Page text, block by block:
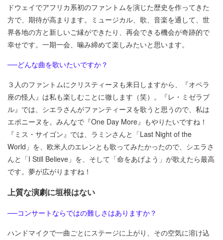
ドウェイでアフリカ系初のファントムを演じた歴史を作ってきた
方で、期待が高まります。ミュージカル、歌、音楽を通して、世
界各地の方と新しいご縁ができたり、再会できる機会が奇跡的で
幸せです。一期一会、噛み締めて楽しみたいと思います。
──どんな曲を歌いたいですか？
３人のファントムにクリスティーヌも来日しますから、『オペラ
座の怪人』は私も楽しむことに徹します（笑）。『レ・ミゼラブ
ル』では、シエラさんがファンティーヌを歌うと思うので、私は
エポニーヌを。みんなで『One Day More』もやりたいですね！
『ミス・サイゴン』では、ラミンさんと「Last Night of the
World」を、欧米人のエレンとも歌ってみたかったので、シエラさ
んと「I Still Believe」を、そして「命をあげよう」が歌えたら最高
です。夢が広がりますね！
上質な演劇に垣根はない
──コンサートならではの難しさはありますか？
ハンドマイクで一曲ごとにステージに上がり、その空気に溶け込